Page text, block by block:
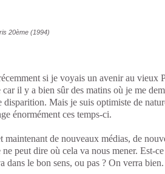
20ème (1994)
si je voyais un avenir au vieux
il y a bien sûr des matins où je me
disparition. Mais je suis optimiste de
énormément ces temps-ci.
maintenant de nouveaux médias, de
peut dire où cela va nous mener. Est-
dans le bon sens, ou pas ? On verra bien.